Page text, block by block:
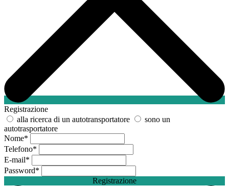
Registrazione
alla ricerca di un autotransportatore
sono un
autotrasportatore
Nome*
Telefono*
E-mail*
Password*
Registrazione